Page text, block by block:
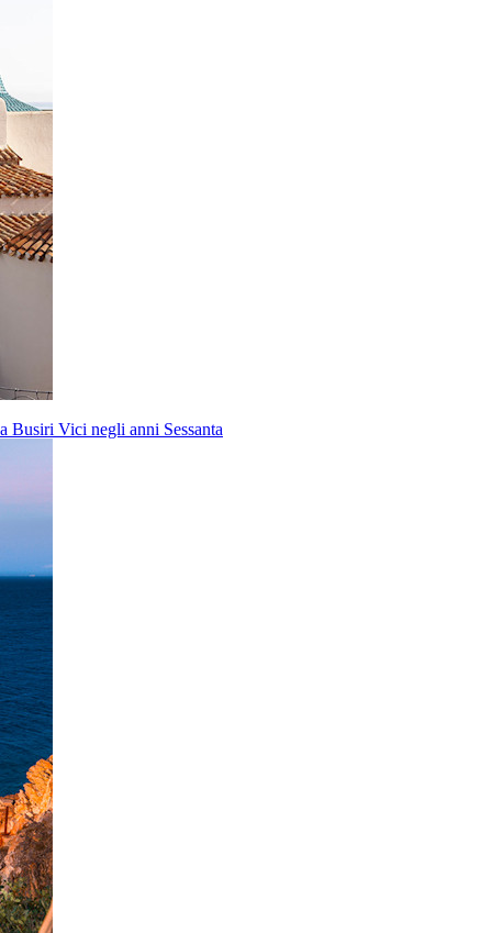
Busiri Vici negli anni Sessanta